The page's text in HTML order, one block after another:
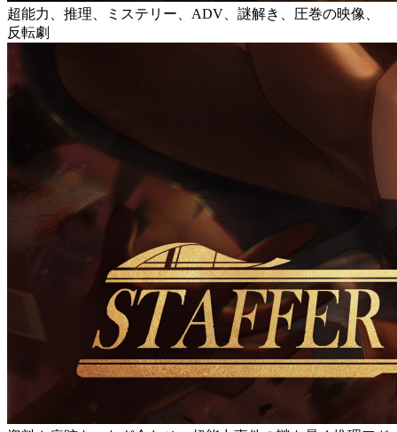
超能力、推理、ミステリー、ADV、謎解き、圧巻の映像、
反転劇